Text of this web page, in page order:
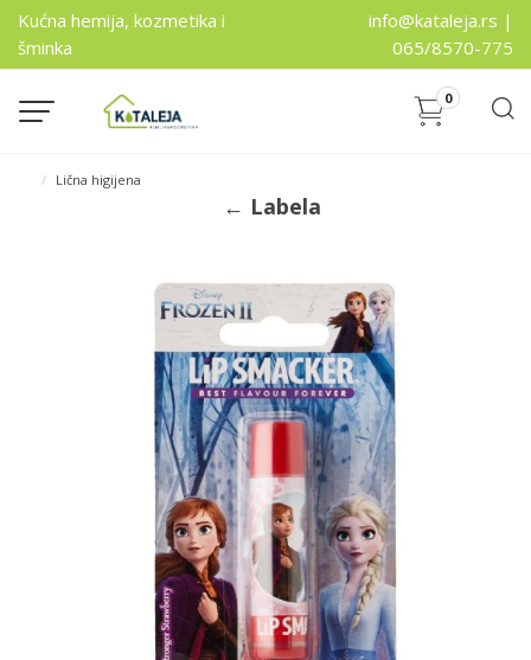
Kućna hemija, kozmetika i
šminka
info@kataleja.rs |
065/8570-775
0
Lična higijena
← Labela